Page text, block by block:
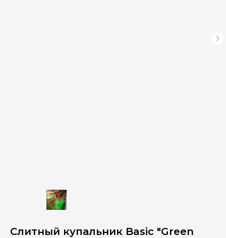
Слитный купальник Basic "Green